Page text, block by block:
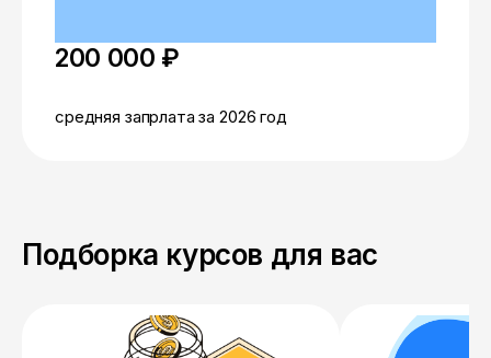
200 000 ₽
средняя запрлата за 2026 год
Подборка курсов для вас